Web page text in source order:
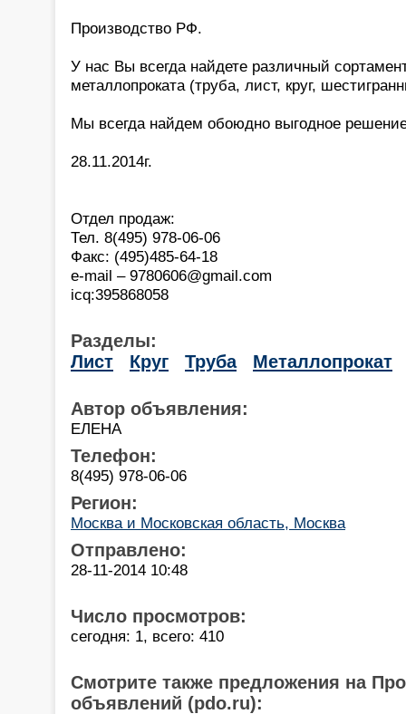
Производство РФ.
У нас Вы всегда найдете различный
металлопроката (труба, лист, круг,
Мы всегда найдем обоюдно выгодное
28.11.2014г.
Отдел продаж:
Тел. 8(495) 978-06-06
Факс: (495)485-64-18
e-mail – 9780606@gmail.com
icq:395868058
Разделы:
Лист
Круг Труба Металлопрокат
Автор объявления:
ЕЛЕНА
Телефон:
8(495) 978-06-06
Регион:
Москва и Московская область, Москва
Отправлено:
28-11-2014 10:48
Число просмотров:
сегодня: 1, всего: 410
Смотрите также предложения на
объявлений (pdo.ru):